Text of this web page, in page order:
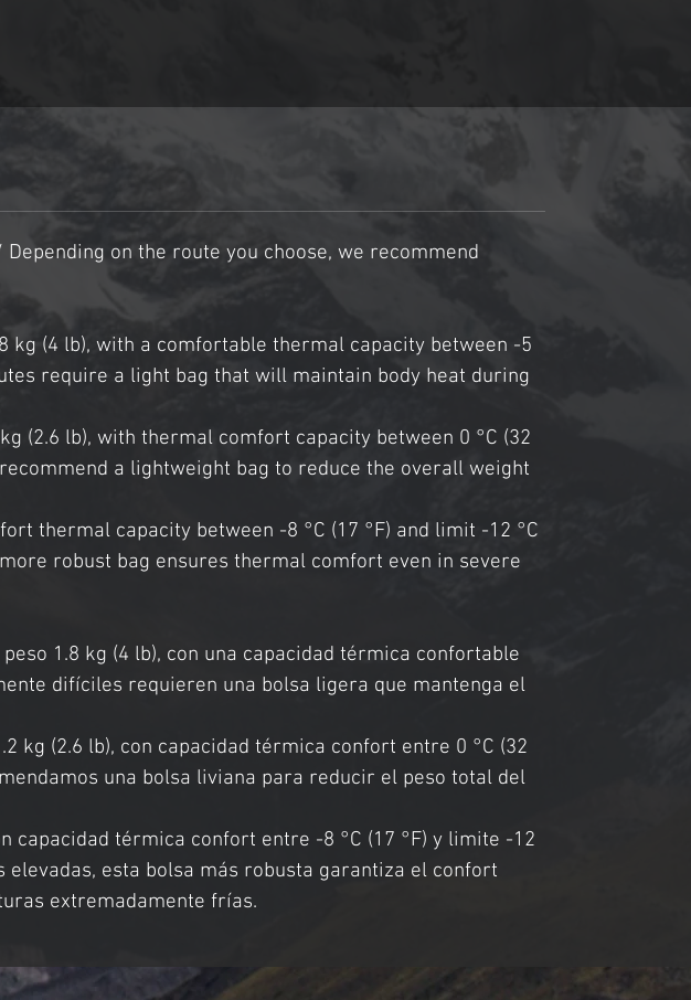
specifically for different hiking
routes, differentiated by size,
quality standard in all our options.
Depending on the route you choose, we recommend
kg (4 lb), with a comfortable thermal capacity between -5
require a light bag that will maintain body heat during
(2.6 lb), with thermal comfort capacity between 0 °C (32
a lightweight bag to reduce the overall weight
thermal capacity between -8 °C (17 °F) and limit -12 °C
robust bag ensures thermal comfort even in severe
1.8 kg (4 lb), con una capacidad térmica confortable
difíciles requieren una bolsa ligera que mantenga el
kg (2.6 lb), con capacidad térmica confort entre 0 °C (32
una bolsa liviana para reducir el peso total del
capacidad térmica confort entre -8 °C (17 °F) y limite -12
elevadas, esta bolsa más robusta garantiza el confort
extremadamente frías.